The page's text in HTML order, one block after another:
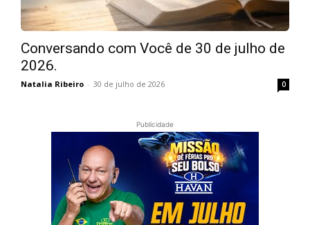
Conversando com Você de 30 de julho de
2026.
Natalia Ribeiro - 30 de julho de 2026 0
Publicidade